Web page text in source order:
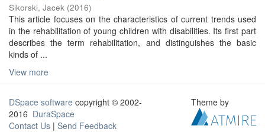
Sikorski, Jacek (2016)
This article focuses on the characteristics of current trends used
in the rehabilitation of young children with disabilities. Its first part
describes the term rehabilitation, and distinguishes the basic
kinds of ...
View more
DSpace software copyright © 2002-
2016 DuraSpace
Contact Us | Send Feedback
Theme by